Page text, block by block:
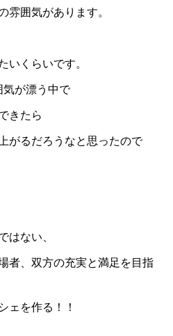
雰囲気があります。
いくらいです。
気が漂う中で
きたら
がるだろうなと思ったので
はない、
者、双方の充実と満足を目指
ェを作る！！